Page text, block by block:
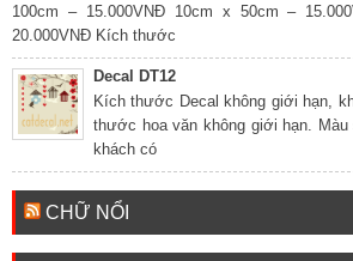
100cm – 15.000VNĐ 10cm x 50cm –
20.000VNĐ Kích thước
Decal DT12
Kích thước Decal không giới hạn,
thước hoa văn không giới hạn.
khách có
CHỮ NỔI